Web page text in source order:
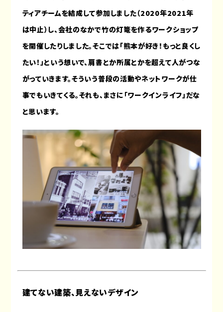
ティアチームを結成して参加しました（2020年2021年
は中止）し、会社のなかで竹の灯篭を作るワークショップ
を開催したりしました。そこでは「熊本が好き！もっと良くし
たい！」という想いで、肩書とか所属とかを超えて人がつな
がっていきます。そういう普段の活動やネットワークが仕
事でもいきてくる。それも、まさに「ワークインライフ」だな
と思います。
建てない建築、見えないデザイン